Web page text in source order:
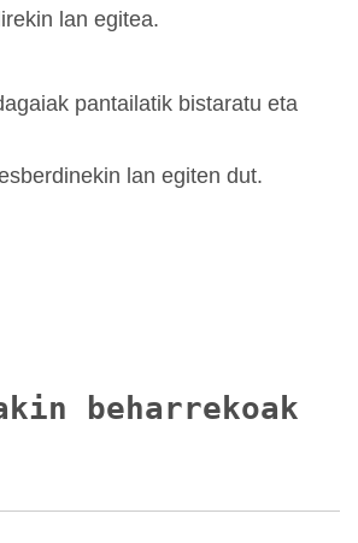
lan egitea.
pantailatik bistaratu eta
lan egiten dut.
beharrekoak